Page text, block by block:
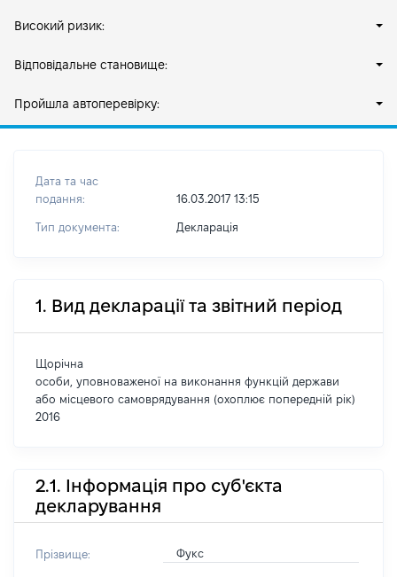
Високий ризик:
Відповідальне становище:
Пройшла автоперевірку:
Дата та час
подання:
16.03.2017 13:15
Тип документа: Декларація
1. Вид декларації та звітний період
Щорічна
особи, уповноваженої на виконання функцій держави
або місцевого самоврядування (охоплює попередній рік)
2016
2.1. Інформація про суб'єкта
декларування
Прізвище: Фукс